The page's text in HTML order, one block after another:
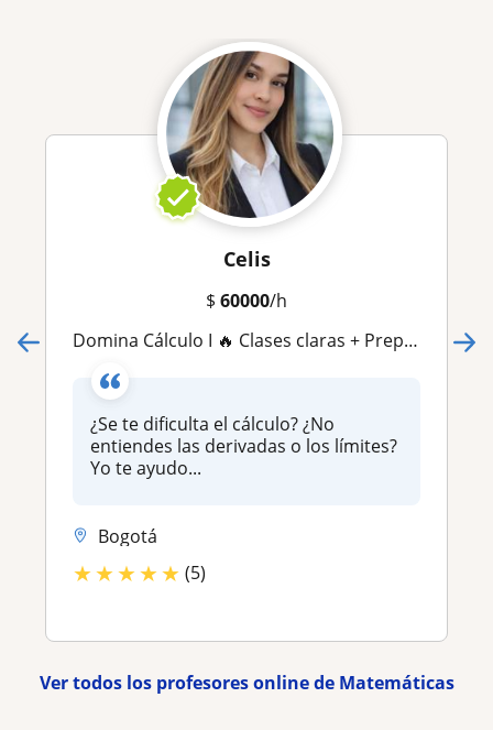
Celis
$ 60000/h
Domina Cálculo I 🔥 Clases claras + Preparación para parciales (Andes, Javeriana, Nacional)
¿Se te dificulta el cálculo? ¿No
entiendes las derivadas o los límites?
Yo te ayudo...
Bogotá
★★★★★ (5)
Ver todos los profesores online de Matemáticas